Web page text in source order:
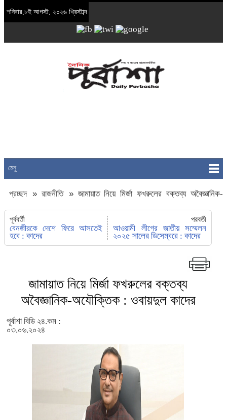
শনিবার,৮ই আগস্ট, ২০২৬ খ্রিস্টাব্দ
মেনু
প্রচ্ছদ » রাজনীতি »জামায়াত নিয়ে মির্জা ফখরুলের বক্তব্য অবৈজ্ঞানিক-
অযৌক্তিক : ওবায়দুল কাদের
পূর্ববর্তী
বেনজীরকে দেশে ফিরে আসতেই
হবে : কাদের
পরবর্তী
আওয়ামী লীগের জাতীয় সম্মেলন
২০২৫ সালের ডিসেম্বরে : কাদের
জামায়াত নিয়ে মির্জা ফখরুলের বক্তব্য
অবৈজ্ঞানিক-অযৌক্তিক : ওবায়দুল কাদের
পূর্বাশা বিডি ২৪.কম :
০৩.০৬.২০২৪